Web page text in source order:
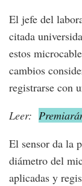
El jefe del
citada
estos
cambios
registrarse con
Leer:
El sensor da la
diámetro del
aplicadas y